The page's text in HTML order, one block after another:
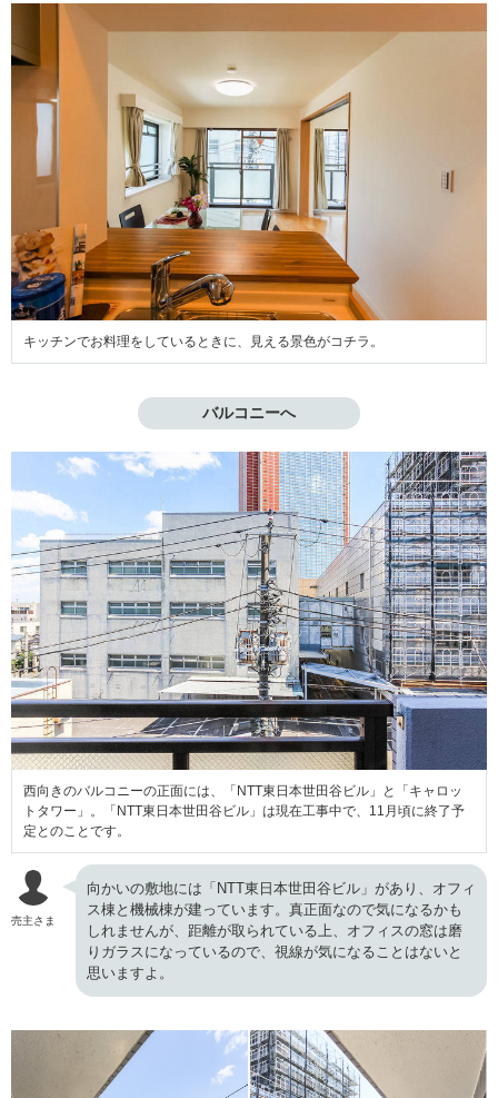
キッチンでお料理をしているときに、見える景色がコチラ。
バルコニーへ
西向きのバルコニーの正面には、「NTT東日本世田谷ビル」と「キャロッ
トタワー」。「NTT東日本世田谷ビル」は現在工事中で、11月頃に終了予
定とのことです。
売主さま
向かいの敷地には「NTT東日本世田谷ビル」があり、オフィ
ス棟と機械棟が建っています。真正面なので気になるかも
しれませんが、距離が取られている上、オフィスの窓は磨
りガラスになっているので、視線が気になることはないと
思いますよ。